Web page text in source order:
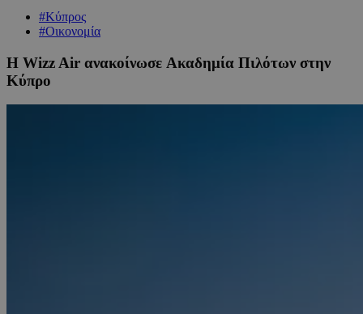
#Κύπρος
#Οικονομία
Η Wizz Air ανακοίνωσε Ακαδημία Πιλότων στην
Κύπρο